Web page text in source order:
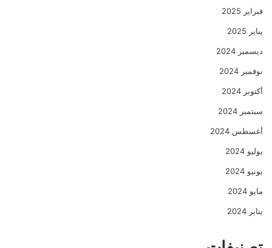
فبراير 2025
يناير 2025
ديسمبر 2024
نوفمبر 2024
أكتوبر 2024
سبتمبر 2024
أغسطس 2024
يوليو 2024
يونيو 2024
مايو 2024
يناير 2024